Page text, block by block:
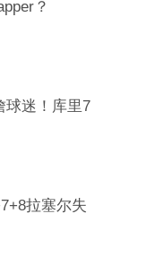
？
球迷！库里7
拉塞尔失